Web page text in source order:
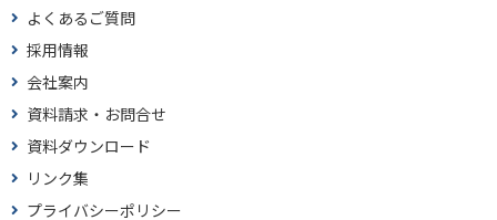
よくあるご質問
採用情報
会社案内
資料請求・お問合せ
資料ダウンロード
リンク集
プライバシーポリシー